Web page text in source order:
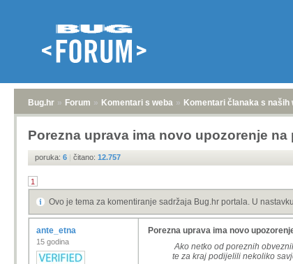
Bug.hr » Forum » Komentari s weba » Komentari članaka s naših
Porezna uprava ima novo upozorenje na
poruka: 6 | čitano: 12.757
1
Ovo je tema za komentiranje sadržaja Bug.hr portala. U
ante_etna
15 godina
Porezna uprava ima novo
Ako netko od poreznih
te za kraj podijelili nekoliko